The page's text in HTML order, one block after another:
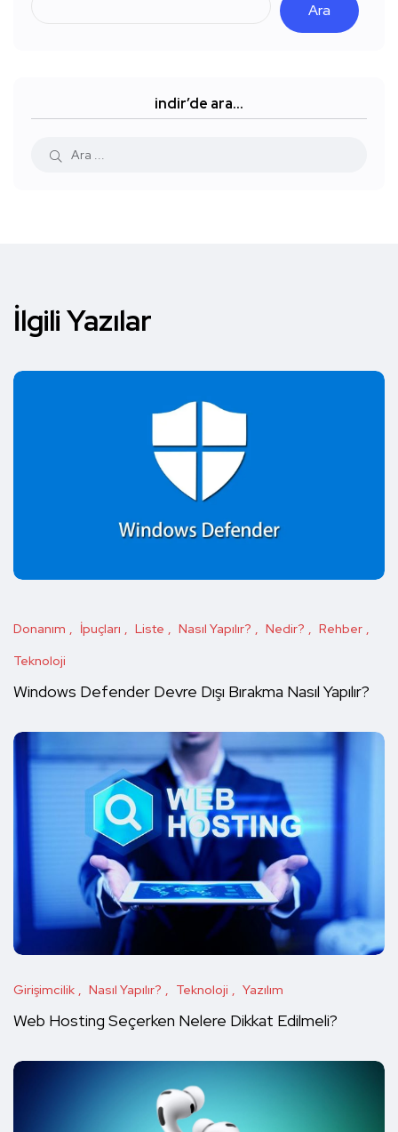
Ara
indir’de ara…
İlgili Yazılar
Donanım İpuçları Liste Nasıl Yapılır? Nedir?
Rehber
Teknoloji
Windows Defender Devre Dışı Bırakma Nasıl Yapılır?
Girişimcilik Nasıl Yapılır? Teknoloji Yazılım
Web Hosting Seçerken Nelere Dikkat Edilmeli?